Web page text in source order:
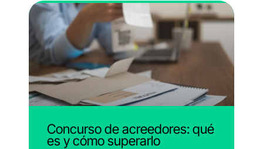
Concurso de acreedores: qué
es y cómo superarlo